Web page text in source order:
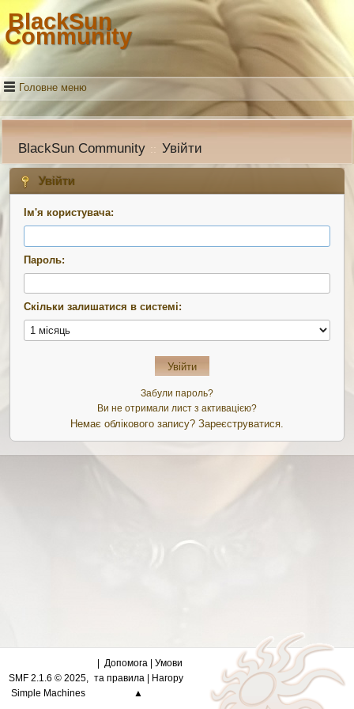
BlackSun
Community
Головне меню
BlackSun Community :: Увійти
Увійти
Ім'я користувача:
Пароль:
Скільки залишатися в системі:
Забули пароль?
Ви не отримали лист з активацією?
Немає облікового запису? Зареєструватися.
Допомога |Умови
та правила|
Нагору
▲
SMF 2.1.6 © 2025,
Simple Machines